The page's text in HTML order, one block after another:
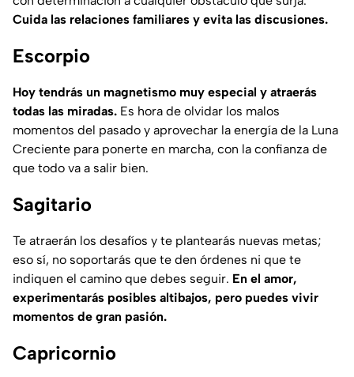
Cuida las relaciones familiares y evita las discusiones.
Escorpio
Hoy tendrás un magnetismo muy especial y atraerás
todas las miradas. Es hora de olvidar los malos
momentos del pasado y aprovechar la energía de la Luna
Creciente para ponerte en marcha, con la confianza de
que todo va a salir bien.
Sagitario
Te atraerán los desafíos y te plantearás nuevas metas;
eso sí, no soportarás que te den órdenes ni que te
indiquen el camino que debes seguir. En el amor,
experimentarás posibles altibajos, pero puedes vivir
momentos de gran pasión.
Capricornio